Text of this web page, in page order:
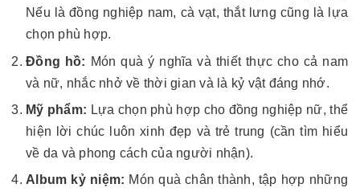
Nếu là đồng nghiệp nam, cà vạt, thắt lưng cũng là lựa
chọn phù hợp.
Đồng hồ: Món quà ý nghĩa và thiết thực cho cả nam
và nữ, nhắc nhở về thời gian và là kỷ vật đáng nhớ.
Mỹ phẩm: Lựa chọn phù hợp cho đồng nghiệp nữ, thể
hiện lời chúc luôn xinh đẹp và trẻ trung (cần tìm hiểu
về da và phong cách của người nhận).
Album kỷ niệm: Món quà chân thành, tập hợp những